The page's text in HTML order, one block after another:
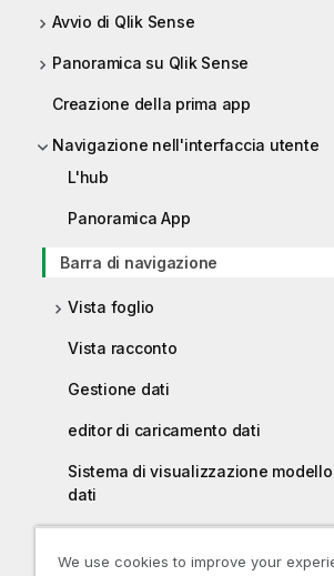
Avvio di Qlik Sense
Panoramica su Qlik Sense
Creazione della prima app
Navigazione nell'interfaccia utente
L'hub
Panoramica App
Barra di navigazione
Vista foglio
Vista racconto
Gestione dati
editor di caricamento dati
Sistema di visualizzazione modello
dati
Navigazione e interazione con Qlik
We use cookies to improve your